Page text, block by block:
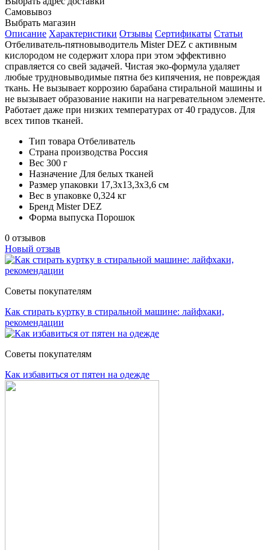
Самовывоз
Выбрать магазин
Описание Характеристики Отзывы Сертификаты Статьи
Отбеливатель-пятновыводитель Mister DEZ с активным
кислородом не содержит хлора при этом эффективно
справляется со свей задачей. Чистая эко-формула удаляет
любые трудновыводимые пятна без кипячения, не повреждая
ткань. Не вызывает коррозию барабана стиральной машины и
не вызывает образование накипи на нагревательном элементе.
Работает даже при низких температурах от 40 градусов. Для
всех типов тканей.
Тип товара Отбеливатель
Страна производства Россия
Вес 300 г
Назначение Для белых тканей
Размер упаковки 17,3х13,3х3,6 см
Вес в упаковке 0,324 кг
Бренд Mister DEZ
Форма выпуска Порошок
0 отзывов
Новый отзыв
Советы покупателям
Как стирать куртку в стиральной машине: лайфхаки,
рекомендации
Советы покупателям
Как избавиться от пятен на одежде